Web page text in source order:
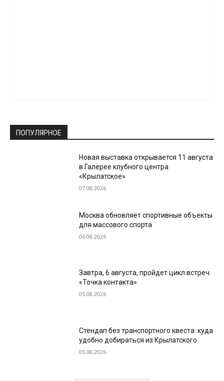
ПОПУЛЯРНОЕ
Новая выставка открывается 11 августа
в Галерее клубного центра
«Крылатское»
07.08.2026
Москва обновляет спортивные объекты
для массового спорта
06.08.2026
Завтра, 6 августа, пройдет цикл встреч
«Точка контакта»
05.08.2026
Стендап без транспортного квеста: куда
удобно добираться из Крылатского
05.08.2026